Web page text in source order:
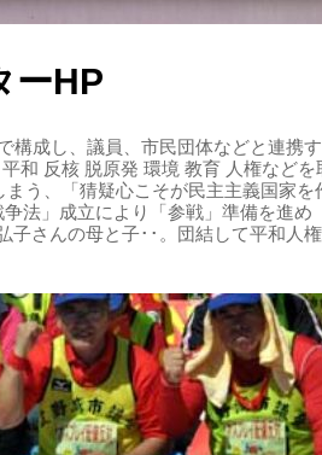
ーHP
成し、議員、市民団体などと連携
和 反核 脱原発 環境 教育 人権など
う、「猜疑心こそが民主主義国家
法」成立により「参戦」準備を進
さんの母と子･･。団結して平和人